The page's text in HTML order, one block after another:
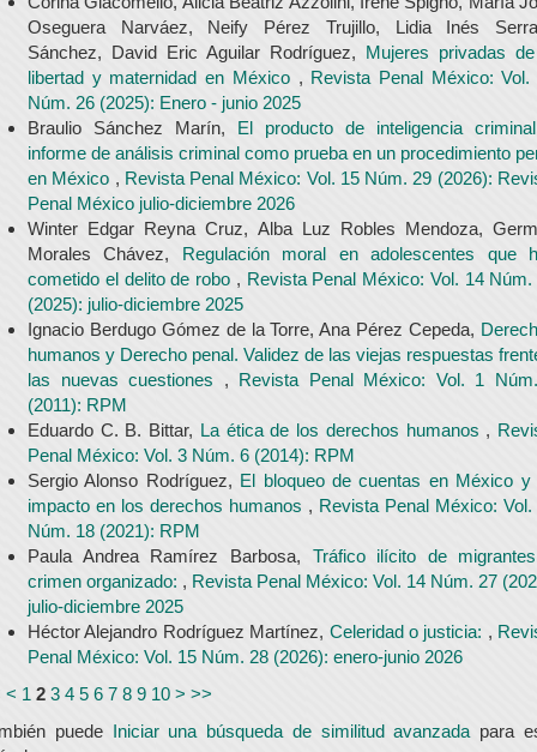
Oseguera Narváez, Neify Pérez Trujillo, Lidia Inés
Sánchez, David Eric Aguilar Rodríguez, Mujeres privadas
libertad y maternidad en México , Revista Penal México: Vol.
Núm. 26 (2025): Enero - junio 2025
Braulio Sánchez Marín, El producto de inteligencia
informe de análisis criminal como prueba en un procedimiento
en México , Revista Penal México: Vol. 15 Núm. 29 (2026):
Penal México julio-diciembre 2026
Winter Edgar Reyna Cruz, Alba Luz Robles Mendoza,
Morales Chávez, Regulación moral en adolescentes que
cometido el delito de robo , Revista Penal México: Vol. 14 Núm.
(2025): julio-diciembre 2025
Ignacio Berdugo Gómez de la Torre, Ana Pérez Cepeda,
humanos y Derecho penal. Validez de las viejas respuestas
las nuevas cuestiones , Revista Penal México: Vol. 1
(2011): RPM
Eduardo C. B. Bittar, La ética de los derechos humanos ,
Penal México: Vol. 3 Núm. 6 (2014): RPM
Sergio Alonso Rodríguez, El bloqueo de cuentas en México y
impacto en los derechos humanos , Revista Penal México: Vol.
Núm. 18 (2021): RPM
Paula Andrea Ramírez Barbosa, Tráfico ilícito de
crimen organizado: , Revista Penal México: Vol. 14 Núm. 27
julio-diciembre 2025
Héctor Alejandro Rodríguez Martínez, Celeridad o justicia: ,
Penal México: Vol. 15 Núm. 28 (2026): enero-junio 2026
< 1 2 3 4 5 6 7 8 9 10 > >>
puede Iniciar una búsqueda de similitud avanzada para